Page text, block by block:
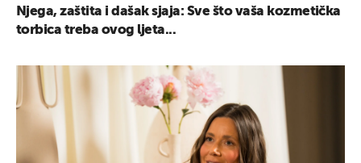
Njega, zaštita i dašak sjaja: Sve što vaša kozmetička
torbica treba ovog ljeta...